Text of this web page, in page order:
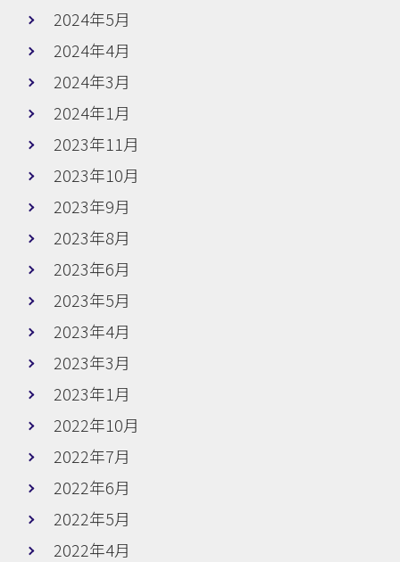
2024年5月
2024年4月
2024年3月
2024年1月
2023年11月
2023年10月
2023年9月
2023年8月
2023年6月
2023年5月
2023年4月
2023年3月
2023年1月
2022年10月
2022年7月
2022年6月
2022年5月
2022年4月